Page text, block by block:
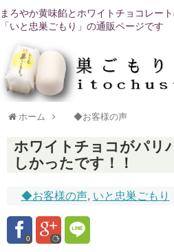
まろやか黄味餡とホワイトチョコレー
「いと忠巣ごもり」の通販ページです
ホーム ◆お客様の声
ホワイトチョコがパリ
しかったです！！
◆お客様の声, いと忠巣ごもり
0